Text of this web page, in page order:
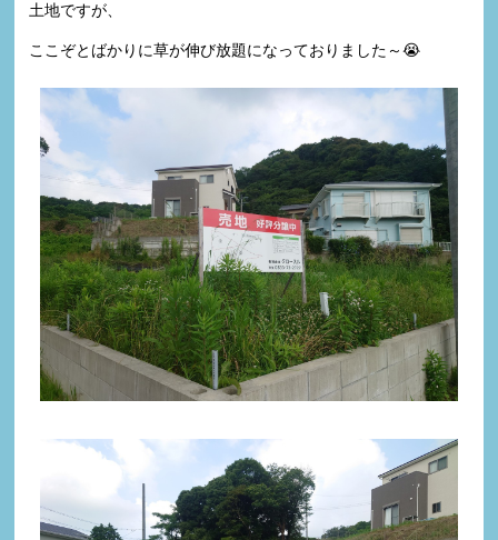
土地ですが、
ここぞとばかりに草が伸び放題になっておりました～😭